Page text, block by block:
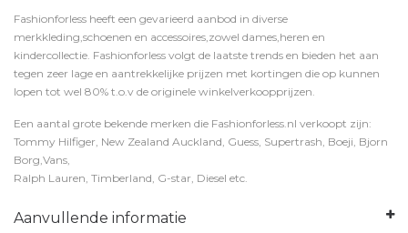
Fashionforless heeft een gevarieerd aanbod in diverse
merkkleding,schoenen en accessoires,zowel dames,heren en
kindercollectie. Fashionforless volgt de laatste trends en bieden het aan
tegen zeer lage en aantrekkelijke prijzen met kortingen die op kunnen
lopen tot wel 80% t.o.v de originele winkelverkoopprijzen.
Een aantal grote bekende merken die Fashionforless.nl verkoopt zijn:
Tommy Hilfiger, New Zealand Auckland, Guess, Supertrash, Boeji, Bjorn
Borg,Vans,
Ralph Lauren, Timberland, G-star, Diesel etc.
Aanvullende informatie